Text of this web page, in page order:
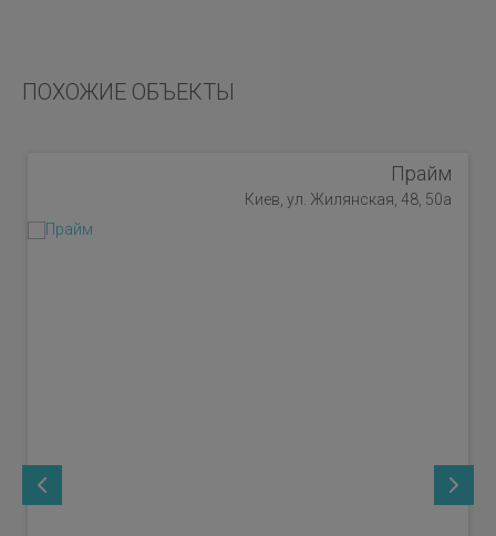
ПОХОЖИЕ ОБЪЕКТЫ
Прайм
Киев, ул. Жилянская, 48, 50а